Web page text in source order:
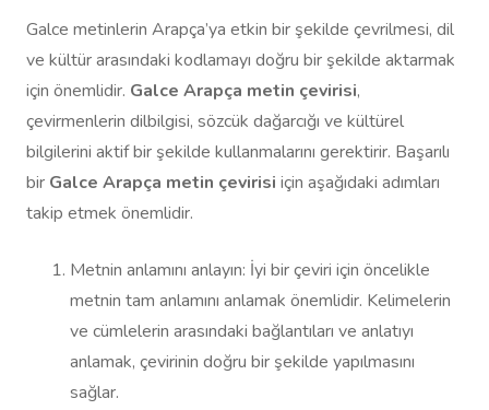
Galce metinlerin Arapça’ya etkin bir şekilde çevrilmesi, dil
ve kültür arasındaki kodlamayı doğru bir şekilde aktarmak
için önemlidir. Galce Arapça metin çevirisi,
çevirmenlerin dilbilgisi, sözcük dağarcığı ve kültürel
bilgilerini aktif bir şekilde kullanmalarını gerektirir. Başarılı
bir Galce Arapça metin çevirisi için aşağıdaki adımları
takip etmek önemlidir.
Metnin anlamını anlayın: İyi bir çeviri için öncelikle
metnin tam anlamını anlamak önemlidir. Kelimelerin
ve cümlelerin arasındaki bağlantıları ve anlatıyı
anlamak, çevirinin doğru bir şekilde yapılmasını
sağlar.